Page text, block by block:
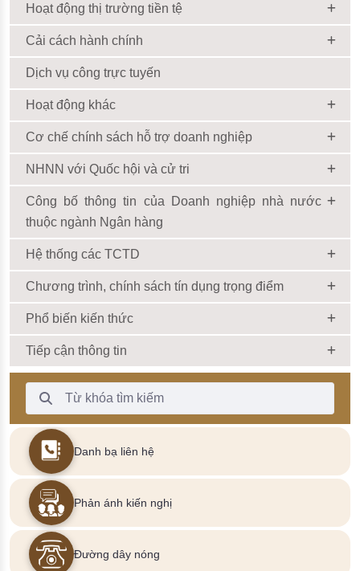
Hoạt động thị trường tiền tệ
Cải cách hành chính
Dịch vụ công trực tuyến
Hoạt động khác
Cơ chế chính sách hỗ trợ doanh nghiệp
NHNN với Quốc hội và cử tri
Công bố thông tin của Doanh nghiệp nhà nước
thuộc ngành Ngân hàng
Hệ thống các TCTD
Chương trình, chính sách tín dụng trọng điểm
Phổ biến kiến thức
Tiếp cận thông tin
Thanh Tìm kiếm
Danh bạ liên hệ
Phản ánh kiến nghị
Đường dây nóng